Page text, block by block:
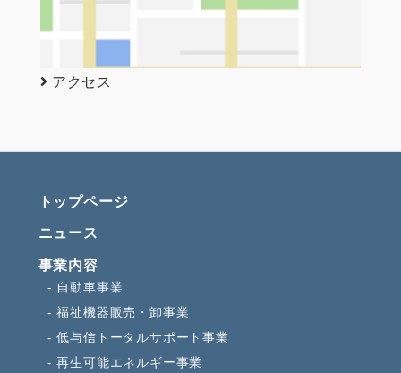
アクセス
トップページ
ニュース
事業内容
自動車事業
福祉機器販売・卸事業
低与信トータルサポート事業
再生可能エネルギー事業